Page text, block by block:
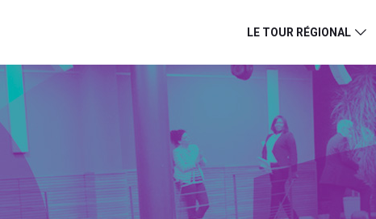
LE TOUR RÉGIONAL